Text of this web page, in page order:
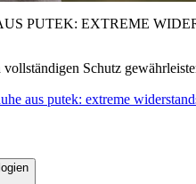
PUTEK: EXTREME
Schutz
aus putek: extreme